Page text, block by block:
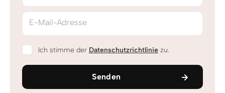
E-Mail-Adresse
Ich stimme der Datenschutzrichtlinie zu.
Senden